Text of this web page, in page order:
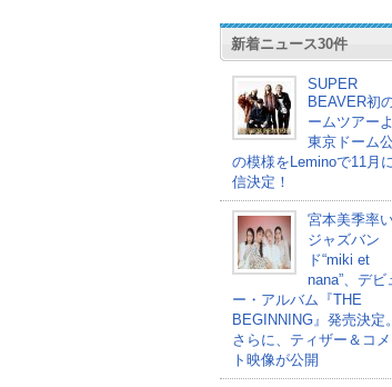
新着ニュース30件
SUPER
BEAVER初
ームツアー
東京ドーム
の模様をLeminoで11月
信決定！
宮本美季率
ジャズバン
ド“miki et
nana”、デビ
ー・アルバム『THE
BEGINNING』発売決定。
さらに、ティザー＆コ
ト映像が公開